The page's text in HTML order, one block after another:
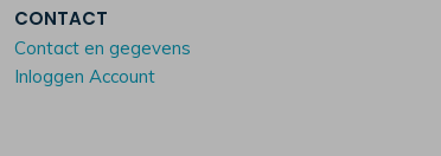
CONTACT
Contact en gegevens
Inloggen Account